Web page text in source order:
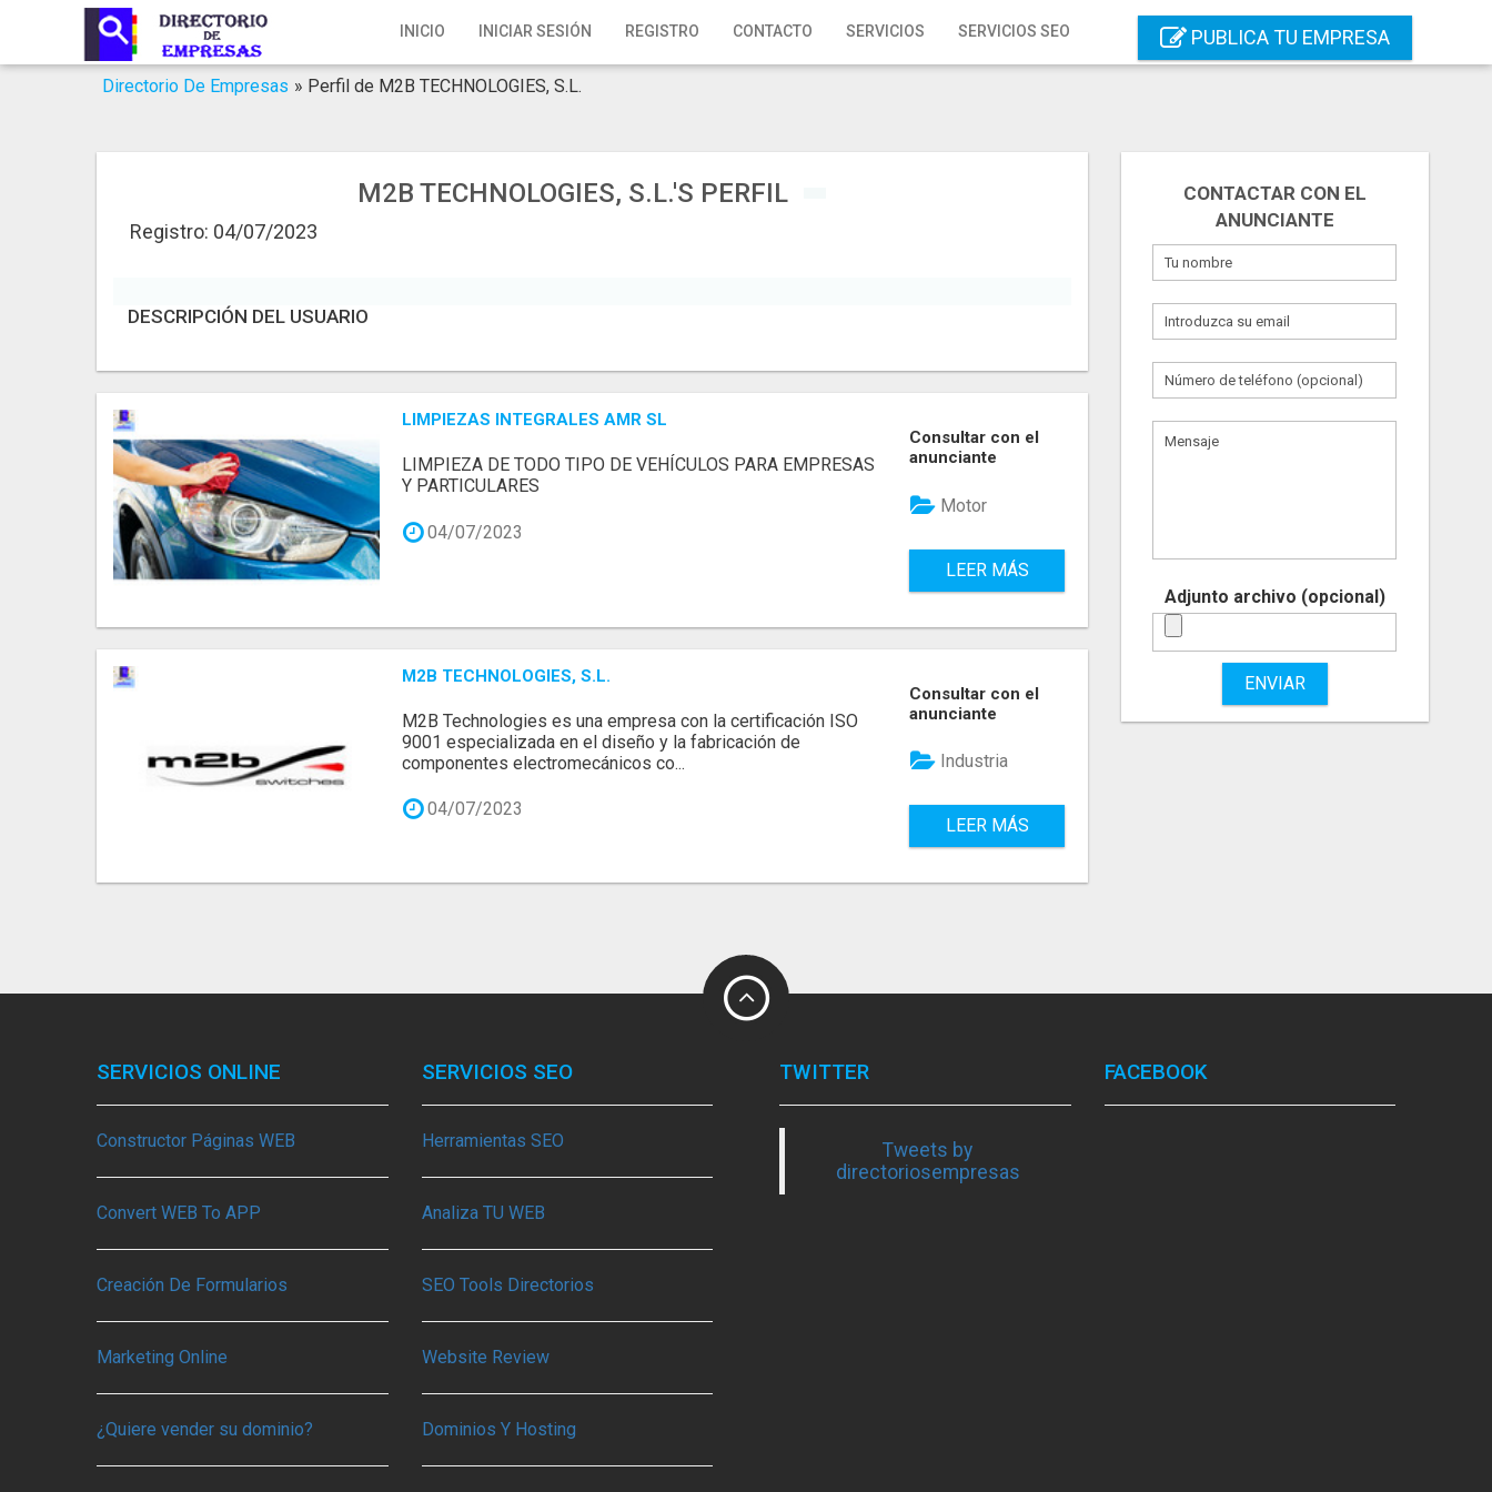
INICIO INICIAR SESIÓN REGISTRO CONTACTO SERVICIOS SERVICIOS SEO PUBLICA TU EMPRESA
Inicio
Iniciar Sesión
Servicios Online
Directorio De Empresas » Perfil de M2B TECHNOLOGIES, S.L.
M2B TECHNOLOGIES, S.L.'S PERFIL
Registro: 04/07/2023
DESCRIPCIÓN DEL USUARIO
LIMPIEZAS INTEGRALES AMR SL
LIMPIEZA DE TODO TIPO DE VEHÍCULOS PARA EMPRESAS
Y PARTICULARES
04/07/2023
Consultar con el
anunciante
Motor
LEER MÁS
M2B TECHNOLOGIES, S.L.
M2B Technologies es una empresa con la certificación ISO
9001 especializada en el diseño y la fabricación de
componentes electromecánicos co...
04/07/2023
Consultar con el
anunciante
Industria
LEER MÁS
CONTACTAR CON EL
ANUNCIANTE
Adjunto archivo (opcional)
ENVIAR
SERVICIOS ONLINE
Constructor Páginas WEB
Convert WEB To APP
Creación De Formularios
Marketing Online
¿Quiere vender su dominio?
SERVICIOS SEO
Herramientas SEO
Analiza TU WEB
SEO Tools Directorios
Website Review
Dominios Y Hosting
TWITTER
Tweets by
directoriosempresas
FACEBOOK